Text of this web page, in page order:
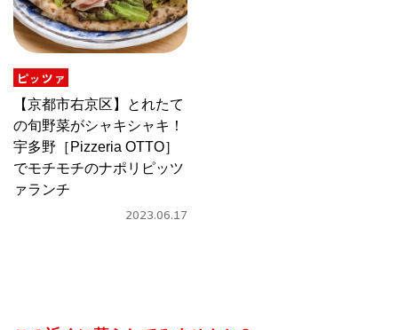
カレーが好き
京都おやつクラブ
私と店のはなし
今月の京みやげ
ピッツァ
【京都市右京区】とれたて
の旬野菜がシャキシャキ！
宇多野［Pizzeria OTTO］
でモチモチのナポリピッツ
ァランチ
2023.06.17